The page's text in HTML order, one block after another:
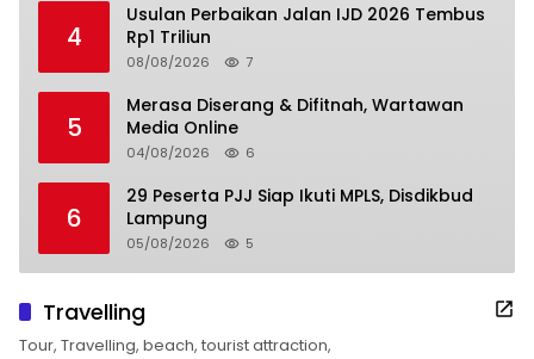
4
Usulan Perbaikan Jalan IJD 2026 Tembus
Rp1 Triliun
08/08/2026 7
5
Merasa Diserang & Difitnah, Wartawan
Media Online
04/08/2026 6
6
29 Peserta PJJ Siap Ikuti MPLS, Disdikbud
Lampung
05/08/2026 5
Travelling
Tour, Travelling, beach, tourist attraction,